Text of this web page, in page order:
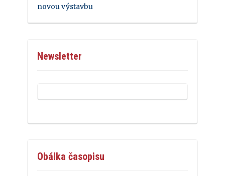
novou výstavbu
Newsletter
Obálka časopisu